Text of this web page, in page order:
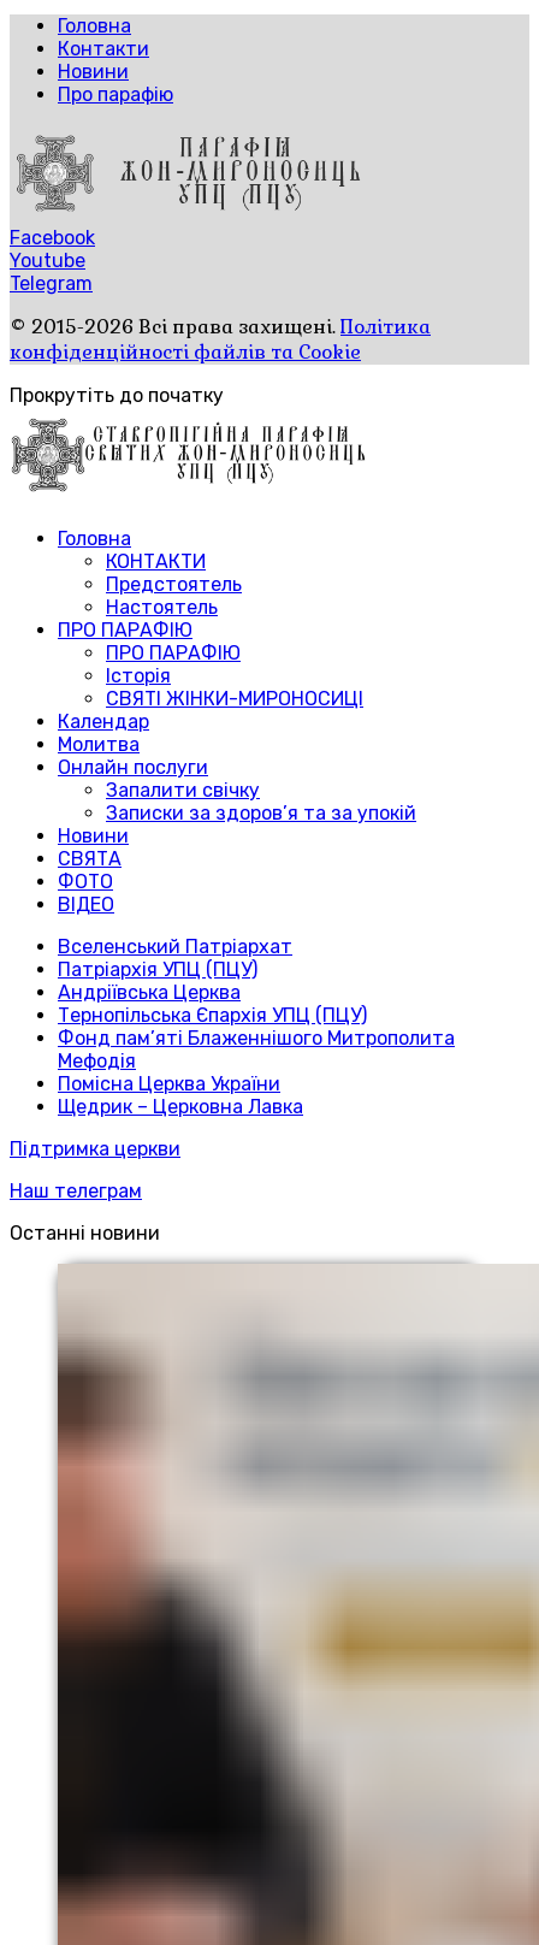
Головна
Контакти
Новини
Про парафію
Facebook
Youtube
Telegram
© 2015-2026 Всі права захищені.Політика
конфіденційності файлів та Cookie
Прокрутіть до початку
Головна
КОНТАКТИ
Предстоятель
Настоятель
ПРО ПАРАФІЮ
ПРО ПАРАФІЮ
Історія
СВЯТІ ЖІНКИ-МИРОНОСИЦІ
Календар
Молитва
Онлайн послуги
Запалити свічку
Записки за здоров’я та за упокій
Новини
СВЯТА
ФОТО
ВІДЕО
Вселенський Патріархат
Патріархія УПЦ (ПЦУ)
Андріївська Церква
Тернопільська Єпархія УПЦ (ПЦУ)
Фонд пам’яті Блаженнішого Митрополита
Мефодія
Помісна Церква України
Щедрик – Церковна Лавка
Підтримка церкви
Наш телеграм
Останні новини